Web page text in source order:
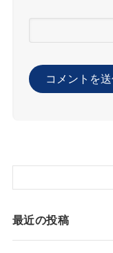
最近の投稿